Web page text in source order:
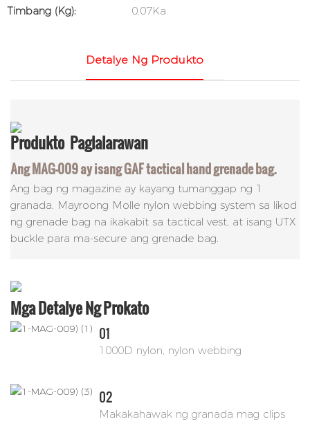
Timbang (kg):
0.07Ka
Detalye Ng Produkto
Produkto Paglalarawan
Ang MAG-009 ay isang GAF tactical hand grenade bag.
Ang bag ng magazine ay kayang tumanggap ng 1
granada. Mayroong Molle nylon webbing system sa likod
ng grenade bag na ikakabit sa tactical vest, at isang UTX
buckle para ma-secure ang grenade bag.
Mga Detalye Ng Prokato
01
1000D nylon, nylon webbing
02
Makakahawak ng granada mag clips